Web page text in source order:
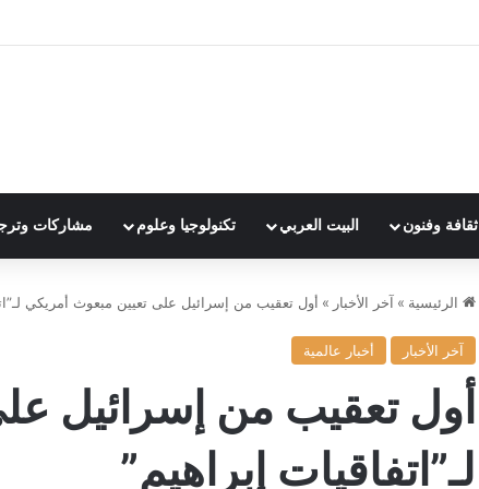
ثقافة وفنون البيت العربي تكنولوجيا وعلوم مشاركات
الرئيسية » آخر الأخبار » أول تعقيب من إسرائيل على تعيين مبعوث أمريكي
آخر الأخبار أخبار عالمية
أول تعقيب من إسرائيل
لـ”اتفاقيات إبراهيم”